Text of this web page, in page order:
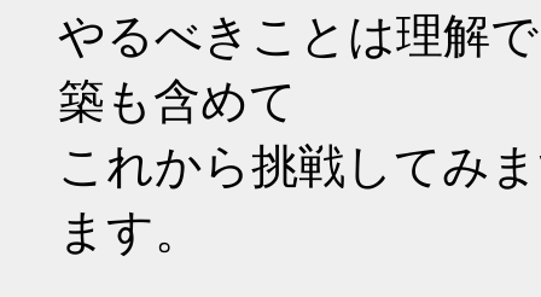
やるべきことは理解
築も含めて
これから挑戦してみ
ます。